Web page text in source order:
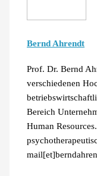
Bernd Ahrendt
Prof. Dr. Bernd
verschiedenen
Bereich
Human